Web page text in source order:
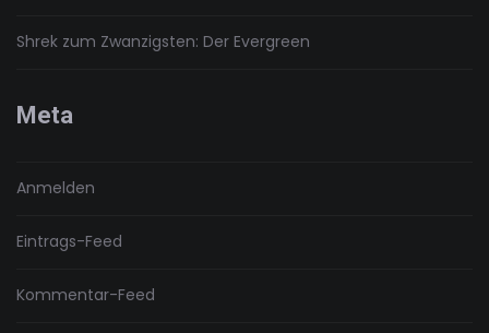
Shrek zum Zwanzigsten: Der Evergreen
Meta
Anmelden
Eintrags-Feed
Kommentar-Feed